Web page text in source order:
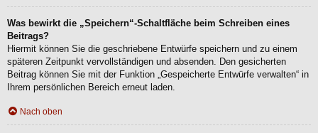
Was bewirkt die „Speichern“-Schaltfläche beim Schreiben eines
Beitrags?
Hiermit können Sie die geschriebene Entwürfe speichern und zu einem
späteren Zeitpunkt vervollständigen und absenden. Den gesicherten
Beitrag können Sie mit der Funktion „Gespeicherte Entwürfe verwalten“ in
Ihrem persönlichen Bereich erneut laden.
Nach oben